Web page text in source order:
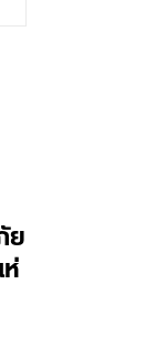
ย
ห่